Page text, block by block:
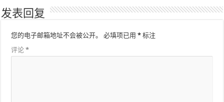
发表回复
您的电子邮箱地址不会被公开。 必填项已用* 标注
评论*